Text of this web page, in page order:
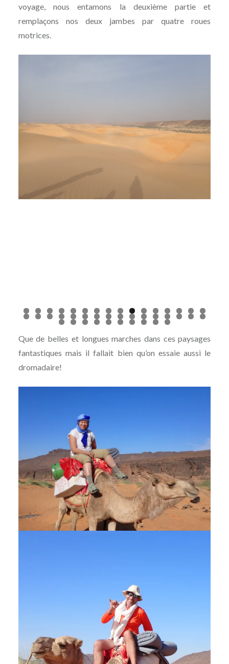
voyage, nous entamons la deuxième partie et
remplaçons nos deux jambes par quatre roues
motrices.
Que de belles et longues marches dans ces paysages
fantastiques mais il fallait bien qu’on essaie aussi le
dromadaire!